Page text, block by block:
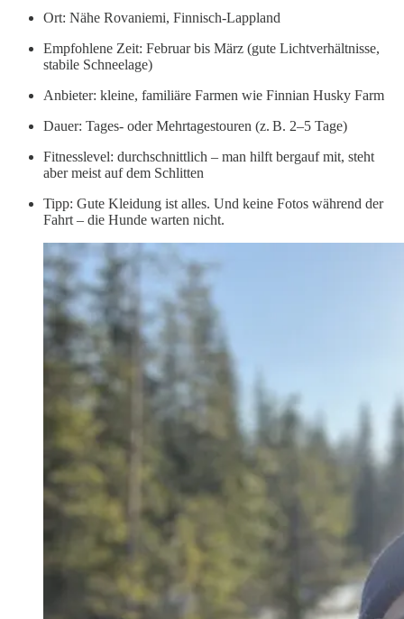
Ort: Nähe Rovaniemi, Finnisch-Lappland
Empfohlene Zeit: Februar bis März (gute Lichtverhältnisse,
stabile Schneelage)
Anbieter: kleine, familiäre Farmen wie Finnian Husky Farm
Dauer: Tages- oder Mehrtagestouren (z. B. 2–5 Tage)
Fitnesslevel: durchschnittlich – man hilft bergauf mit, steht
aber meist auf dem Schlitten
Tipp: Gute Kleidung ist alles. Und keine Fotos während der
Fahrt – die Hunde warten nicht.